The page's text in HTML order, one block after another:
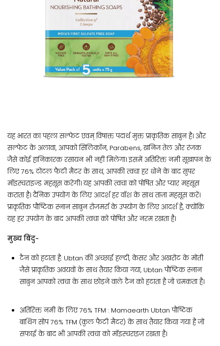
यह भारत का पहला सल्फेट एवम् विषाक्त पदार्थ मुक्त प्राकृतिक साबुन है। और
सल्फेट के अलावा, आपको सिलिकॉन, Parabens, खनिज तेल और रंजक
जैसे कोई हानिकारक रसायन भी नहीं मिलेगा। इसमें अतिरिक्त नमी सूखापन के
लिए 76% टोटल फैटी मैटर के साथ, आपकी त्वचा हर धोने के बाद सुपर
मॉइस्चराइज्ड महसूस करेगी। यह आपकी त्वचा को पोषित और प्यार महसूस
कराता है। दैनिक उपयोग के लिए आदर्श हर वॉश के साथ ताज़ा महसूस करें।
प्राकृतिक पौष्टिक स्नान साबुन रोजमर्रा के उपयोग के लिए आदर्श है, क्योंकि
यह हर उपयोग के बाद आपकी त्वचा को पोषित और नरम रखता है।
मुख्य बिंदु-
टैन को हटाता है: Ubtan की अच्छाई हल्दी, केसर और अखरोट के मोती
जैसे प्राकृतिक अवयवों के साथ तैयार किया गया, Ubtan पौष्टिक स्नान
साबुन आपको त्वचा के साथ छोड़ने वाले टैन को हटाता है जो चमकता है।
अतिरिक्त नमी के लिए 76% TFM : Mamaearth Ubtan पौष्टिक
बाथिंग सोप 76% TFM (कुल फैटी मैटर) के साथ तैयार किया गया है जो
सफाई के बाद भी आपकी त्वचा को मॉइस्चराइज़ रखता है।